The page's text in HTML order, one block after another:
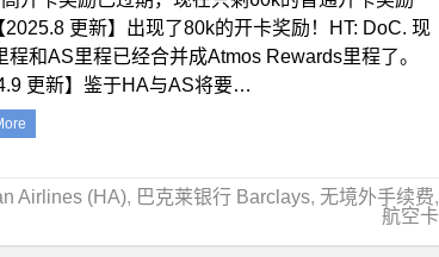
2025.8 更新】出现了80k的开卡奖励！HT: DoC. 现
程和AS里程已经合并成Atmos Rewards里程了。
更新】鉴于HA与AS将要…
Airlines (HA), 巴克莱银行 Barclays, 无境外手续费,
航空卡